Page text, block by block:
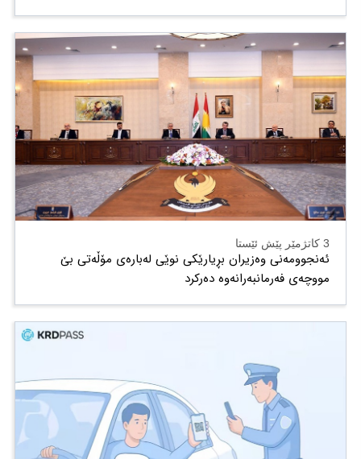
3 کاتژمێر پێش ئێستا
ئەنجوومەنی وەزیران بڕیارێکی نوێی لەبارەی مۆڵەتی بێ
مووچەی فەرمانبەرانەوە دەرکرد